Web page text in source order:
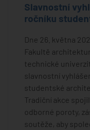
Slavnostní
ročníku
Dne 26. května
Fakultě
technické
slavnostní
studentské
Tradiční akce
odborné poroty,
soutěže, aby